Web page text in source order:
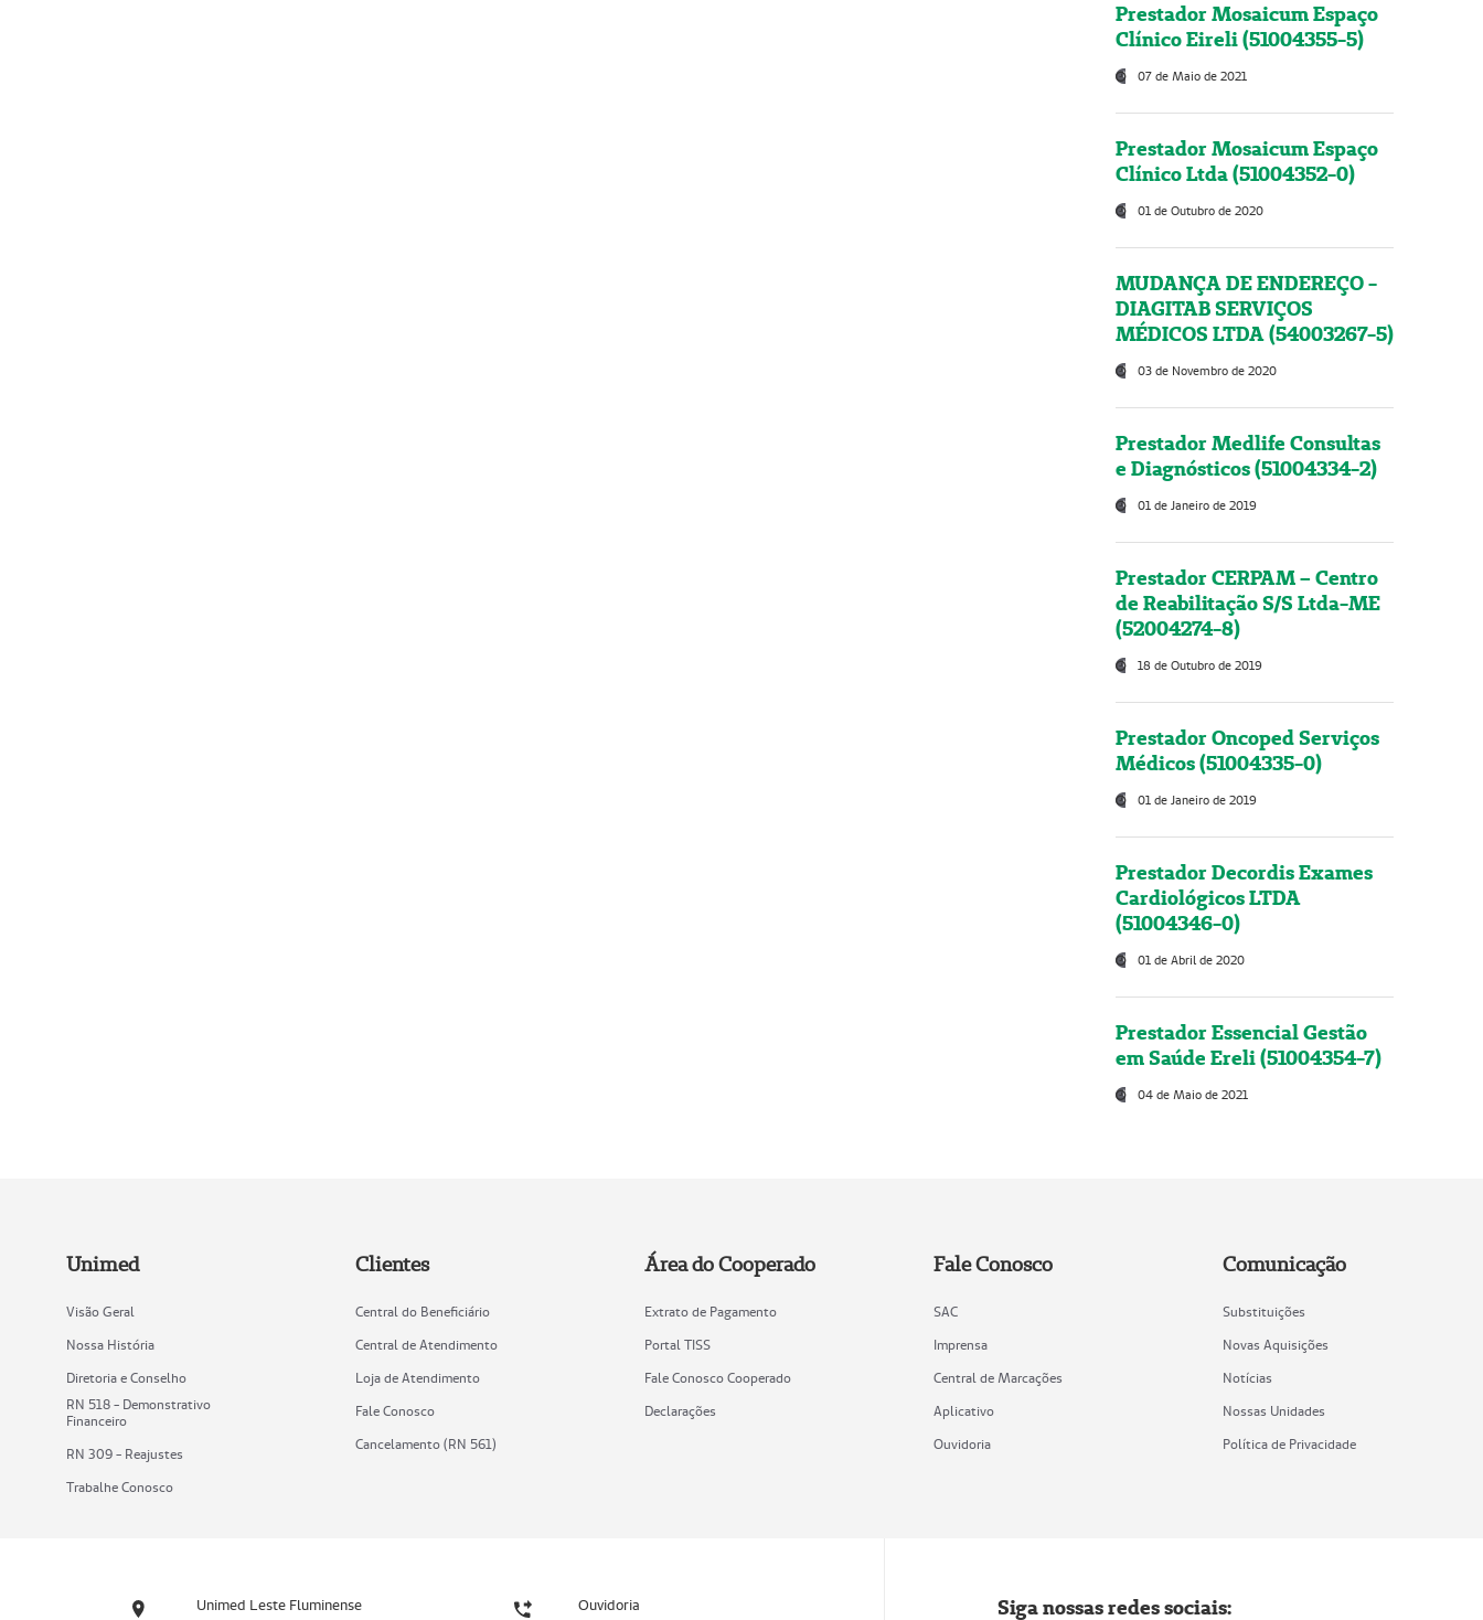
Prestador Mosaicum Espaço
Clínico Eireli (51004355-5)
07 de Maio de 2021
Prestador Mosaicum Espaço
Clínico Ltda (51004352-0)
01 de Outubro de 2020
MUDANÇA DE ENDEREÇO -
DIAGITAB SERVIÇOS
MÉDICOS LTDA (54003267-5)
03 de Novembro de 2020
Prestador Medlife Consultas
e Diagnósticos (51004334-2)
01 de Janeiro de 2019
Prestador CERPAM – Centro
de Reabilitação S/S Ltda-ME
(52004274-8)
18 de Outubro de 2019
Prestador Oncoped Serviços
Médicos (51004335-0)
01 de Janeiro de 2019
Prestador Decordis Exames
Cardiológicos LTDA
(51004346-0)
01 de Abril de 2020
Prestador Essencial Gestão
em Saúde Ereli (51004354-7)
04 de Maio de 2021
Unimed
Visão Geral
Nossa História
Diretoria e Conselho
RN 518 - Demonstrativo
Financeiro
RN 309 - Reajustes
Trabalhe Conosco
Clientes
Central do Beneficiário
Central de Atendimento
Loja de Atendimento
Fale Conosco
Cancelamento (RN 561)
Área do Cooperado
Extrato de Pagamento
Portal TISS
Fale Conosco Cooperado
Declarações
Fale Conosco
SAC
Imprensa
Central de Marcações
Aplicativo
Ouvidoria
Comunicação
Substituições
Novas Aquisições
Notícias
Nossas Unidades
Política de Privacidade
Unimed Leste Fluminense Ouvidoria Siga nossas redes sociais: